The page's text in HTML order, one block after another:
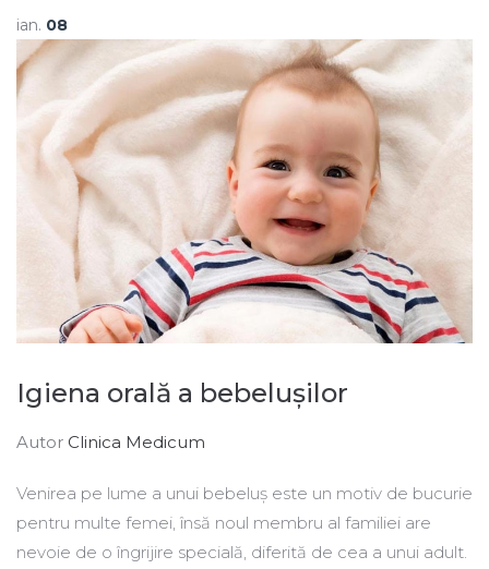
ian. 08
Igiena orală a bebelușilor
Autor Clinica Medicum
Venirea pe lume a unui bebeluș este un motiv de bucurie
pentru multe femei, însă noul membru al familiei are
nevoie de o îngrijire specială, diferită de cea a unui adult.